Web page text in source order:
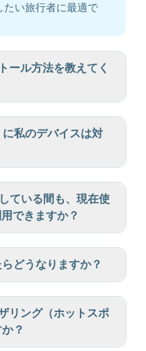
たい旅行者に最適で
ール方法を教えてく
私のデバイスは対
ている間も、現在使
できますか？
どうなりますか？
リング（ホットスポ
？